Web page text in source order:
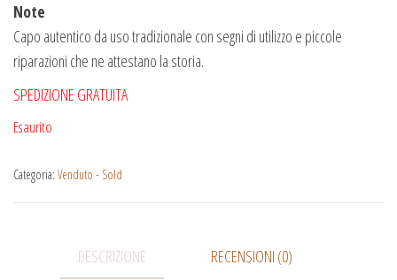
Note
Capo autentico da uso tradizionale con segni di utilizzo e piccole
riparazioni che ne attestano la storia.
SPEDIZIONE GRATUITA
Esaurito
Categoria: Venduto - Sold
DESCRIZIONE RECENSIONI (0)